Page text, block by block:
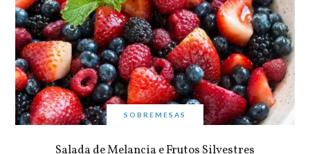
SOBREMESAS
Salada de Melancia e Frutos Silvestres